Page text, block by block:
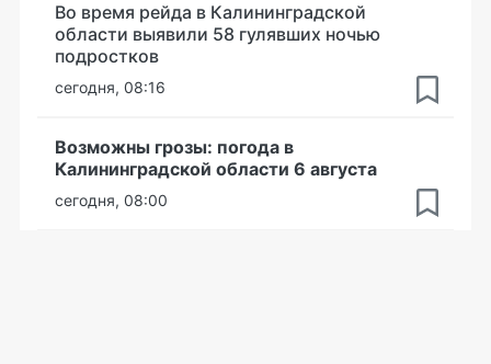
Во время рейда в Калининградской
области выявили 58 гулявших ночью
подростков
сегодня, 08:16
Возможны грозы: погода в
Калининградской области 6 августа
сегодня, 08:00